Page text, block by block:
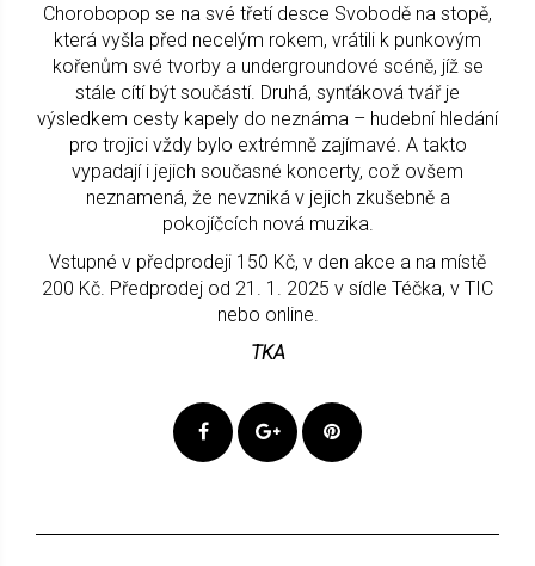
Chorobopop se na své třetí desce Svobodě na stopě,
která vyšla před necelým rokem, vrátili k punkovým
kořenům své tvorby a undergroundové scéně, jíž se
stále cítí být součástí. Druhá, synťáková tvář je
výsledkem cesty kapely do neznáma – hudební hledání
pro trojici vždy bylo extrémně zajímavé. A takto
vypadají i jejich současné koncerty, což ovšem
neznamená, že nevzniká v jejich zkušebně a
pokojíčcích nová muzika.
Vstupné v předprodeji 150 Kč, v den akce a na místě
200 Kč. Předprodej od 21. 1. 2025 v sídle Téčka, v TIC
nebo online.
TKA